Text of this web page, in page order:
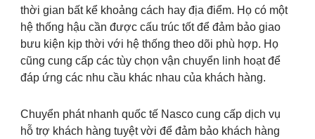
thời gian bất kể khoảng cách hay địa điểm. Họ có một
hệ thống hậu cần được cấu trúc tốt để đảm bảo giao
bưu kiện kịp thời với hệ thống theo dõi phù hợp. Họ
cũng cung cấp các tùy chọn vận chuyển linh hoạt để
đáp ứng các nhu cầu khác nhau của khách hàng.
Chuyển phát nhanh quốc tế Nasco cung cấp dịch vụ
hỗ trợ khách hàng tuyệt vời để đảm bảo khách hàng